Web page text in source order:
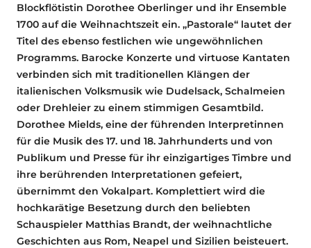
Blockflötistin Dorothee Oberlinger und ihr Ensemble
1700 auf die Weihnachtszeit ein. „Pastorale“ lautet der
Titel des ebenso festlichen wie ungewöhnlichen
Programms. Barocke Konzerte und virtuose Kantaten
verbinden sich mit traditionellen Klängen der
italienischen Volksmusik wie Dudelsack, Schalmeien
oder Drehleier zu einem stimmigen Gesamtbild.
Dorothee Mields, eine der führenden Interpretinnen
für die Musik des 17. und 18. Jahrhunderts und von
Publikum und Presse für ihr einzigartiges Timbre und
ihre berührenden Interpretationen gefeiert,
übernimmt den Vokalpart. Komplettiert wird die
hochkarätige Besetzung durch den beliebten
Schauspieler Matthias Brandt, der weihnachtliche
Geschichten aus Rom, Neapel und Sizilien beisteuert.